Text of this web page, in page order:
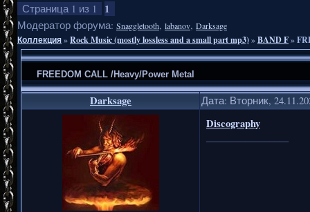
Страница 1 из 1 1
Модератор форума: Snaggletooth, labanov, Darksage
Коллекция»Rock Music (mostly lossless and a small part mp3)»BAND F»
FREEDOM CALL /Heavy/Power Metal
Darksage Дата: Вторник,
Discography